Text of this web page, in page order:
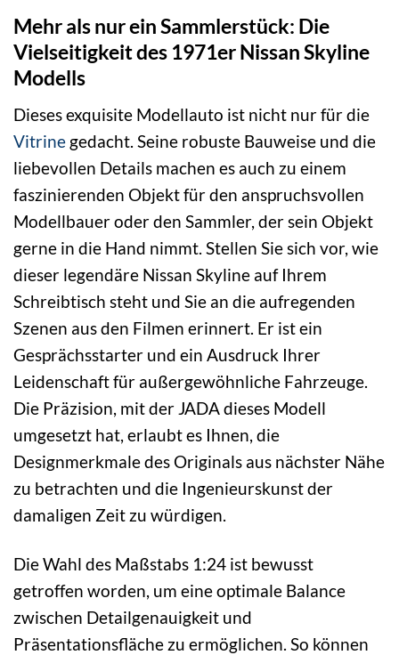
Mehr als nur ein Sammlerstück: Die
Vielseitigkeit des 1971er Nissan Skyline
Modells
Dieses exquisite Modellauto ist nicht nur für die
Vitrine gedacht. Seine robuste Bauweise und die
liebevollen Details machen es auch zu einem
faszinierenden Objekt für den anspruchsvollen
Modellbauer oder den Sammler, der sein Objekt
gerne in die Hand nimmt. Stellen Sie sich vor, wie
dieser legendäre Nissan Skyline auf Ihrem
Schreibtisch steht und Sie an die aufregenden
Szenen aus den Filmen erinnert. Er ist ein
Gesprächsstarter und ein Ausdruck Ihrer
Leidenschaft für außergewöhnliche Fahrzeuge.
Die Präzision, mit der JADA dieses Modell
umgesetzt hat, erlaubt es Ihnen, die
Designmerkmale des Originals aus nächster Nähe
zu betrachten und die Ingenieurskunst der
damaligen Zeit zu würdigen.
Die Wahl des Maßstabs 1:24 ist bewusst
getroffen worden, um eine optimale Balance
zwischen Detailgenauigkeit und
Präsentationsfläche zu ermöglichen. So können